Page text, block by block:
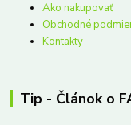
Ako nakupovať
Obchodné
Kontakty
Tip - Článok o